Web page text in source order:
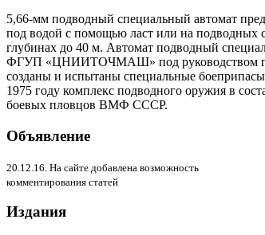
5,66-мм подводный специальный автомат
под водой с помощью ласт или на подводных
глубинах до 40 м. Автомат подводный
ФГУП «ЦНИИТОЧМАШ» под руководством
созданы и испытаны специальные
1975 году комплекс подводного оружия в
боевых пловцов ВМФ СССР.
Объявление
20.12.16. На сайте добавлена возможность
комментирования статей
Издания